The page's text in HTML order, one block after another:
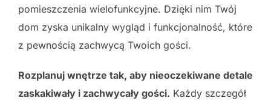
pomieszczenia wielofunkcyjne. Dzięki nim Twój
dom zyska unikalny wygląd i funkcjonalność, które
z pewnością zachwycą Twoich gości.
Rozplanuj wnętrze tak, aby nieoczekiwane detale
zaskakiwały i zachwycały gości. Każdy szczegół